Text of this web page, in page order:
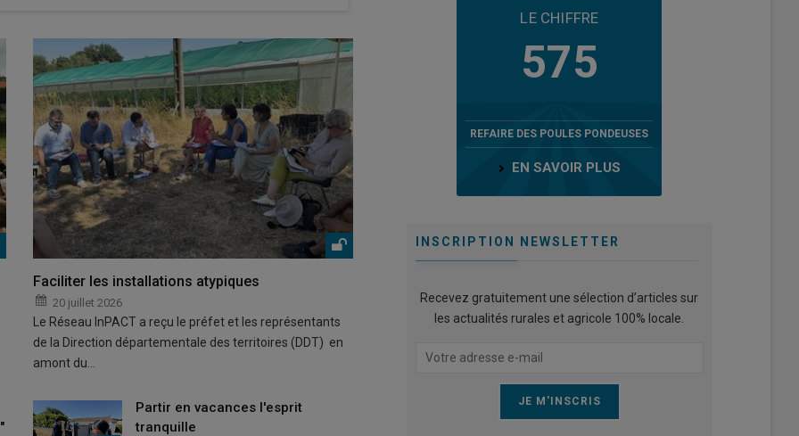
Faciliter les installations atypiques
20 juillet 2026
Le Réseau InPACT a reçu le préfet et les représentants
de la Direction départementale des territoires (DDT) en
amont du…
Partir en vacances l'esprit
tranquille
LE CHIFFRE
575
REFAIRE DES POULES PONDEUSES
EN SAVOIR PLUS
INSCRIPTION NEWSLETTER
Recevez gratuitement une sélection d’articles sur
les actualités rurales et agricole 100% locale.